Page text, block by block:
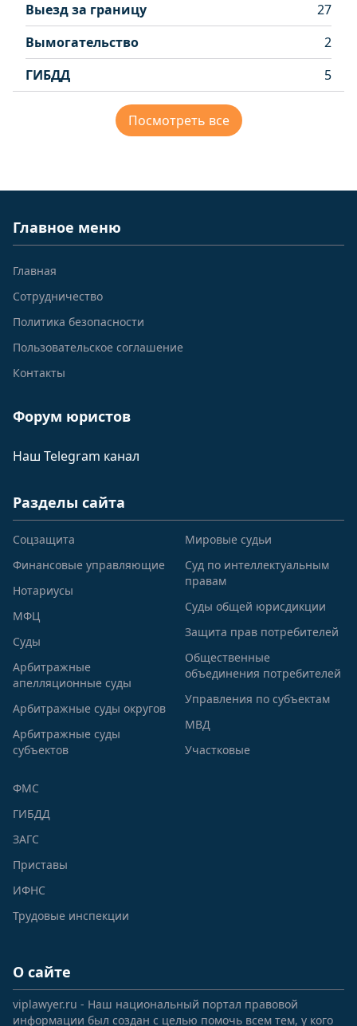
Выезд за границу
27
Вымогательство
2
ГИБДД
5
Посмотреть все
Главное меню
Главная
Сотрудничество
Политика безопасности
Пользовательское соглашение
Контакты
Форум юристов
Наш Telegram канал
Разделы сайта
Соцзащита
Финансовые управляющие
Нотариусы
МФЦ
Суды
Арбитражные
апелляционные суды
Арбитражные суды округов
Арбитражные суды
субъектов
Мировые судьи
Суд по интеллектуальным
правам
Суды общей юрисдикции
Защита прав потребителей
Общественные
объединения потребителей
Управления по субъектам
МВД
Участковые
ФМС
ГИБДД
ЗАГС
Приставы
ИФНС
Трудовые инспекции
О сайте
viplawyer.ru - Наш национальный портал правовой
информации был создан с целью помочь всем тем, у кого